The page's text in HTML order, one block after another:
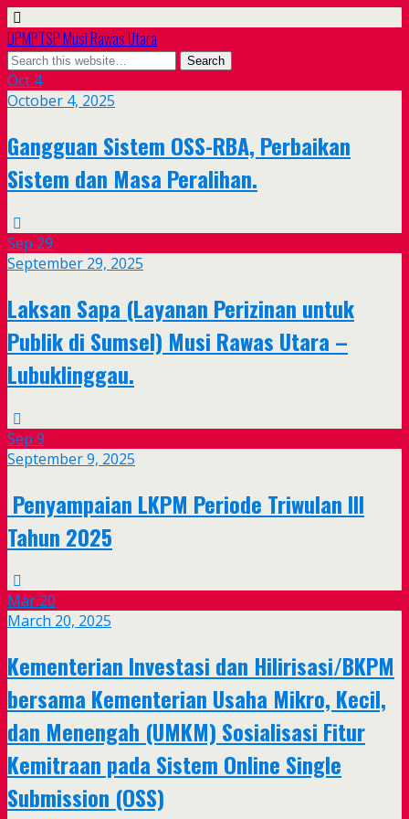
DPMPTSP Musi Rawas Utara
Oct 4
October 4, 2025
Gangguan Sistem OSS-RBA, Perbaikan
Sistem dan Masa Peralihan.
Sep 29
September 29, 2025
Laksan Sapa (Layanan Perizinan untuk
Publik di Sumsel) Musi Rawas Utara –
Lubuklinggau.
Sep 9
September 9, 2025
Penyampaian LKPM Periode Triwulan III
Tahun 2025
Mar 20
March 20, 2025
Kementerian Investasi dan Hilirisasi/BKPM
bersama Kementerian Usaha Mikro, Kecil,
dan Menengah (UMKM) Sosialisasi Fitur
Kemitraan pada Sistem Online Single
Submission (OSS)